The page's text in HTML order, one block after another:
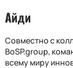
Айди
Совместно с
BoSP.group,
всему миру